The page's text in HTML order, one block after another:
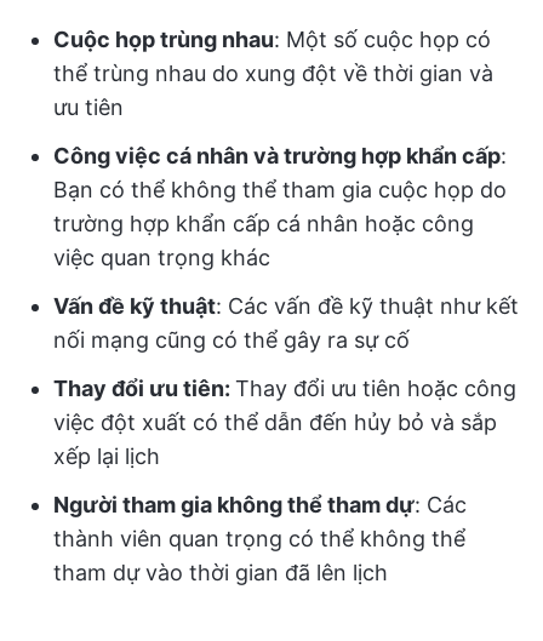
Cuộc họp trùng nhau: Một số cuộc họp có
thể trùng nhau do xung đột về thời gian và
ưu tiên
Công việc cá nhân và trường hợp khẩn cấp:
Bạn có thể không thể tham gia cuộc họp do
trường hợp khẩn cấp cá nhân hoặc công
việc quan trọng khác
Vấn đề kỹ thuật: Các vấn đề kỹ thuật như kết
nối mạng cũng có thể gây ra sự cố
Thay đổi ưu tiên: Thay đổi ưu tiên hoặc công
việc đột xuất có thể dẫn đến hủy bỏ và sắp
xếp lại lịch
Người tham gia không thể tham dự: Các
thành viên quan trọng có thể không thể
tham dự vào thời gian đã lên lịch